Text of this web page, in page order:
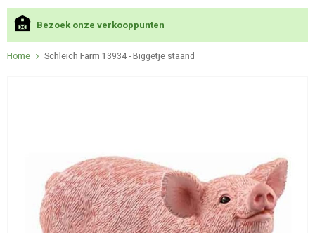
Bezoek onze verkooppunten
Home Schleich Farm 13934 - Biggetje staand